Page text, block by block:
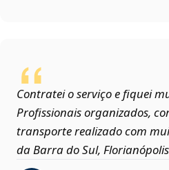
Contratei o serviço e fiquei
Profissionais organizados,
transporte realizado com
da Barra do Sul,